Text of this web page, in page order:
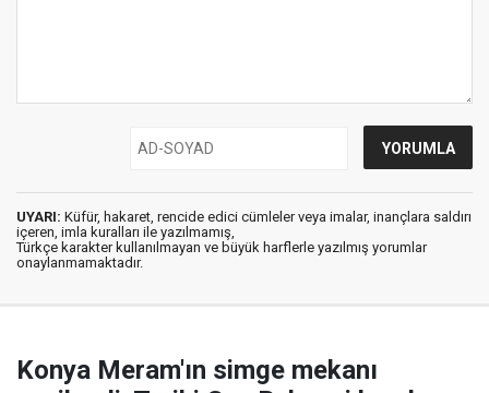
UYARI: Küfür, hakaret, rencide edici cümleler veya imalar, inançlara saldırı
içeren, imla kuralları ile yazılmamış,
Türkçe karakter kullanılmayan ve büyük harflerle yazılmış yorumlar
onaylanmamaktadır.
Konya Meram'ın simge mekanı